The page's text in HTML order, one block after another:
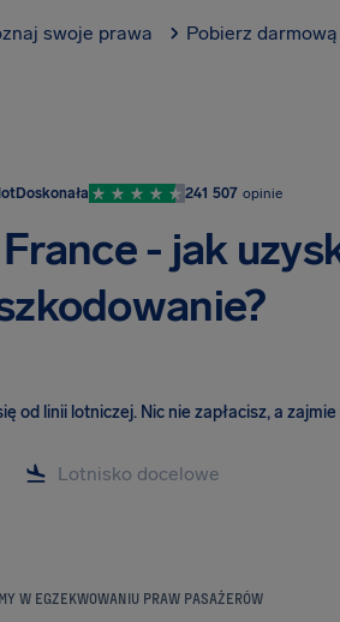
swoje prawa Pobierz
Doskonała 241 507 opinie
- jak
od linii lotniczej. Nic nie zapłacisz, a
W EGZEKWOWANIU PRAW PASAŻERÓW